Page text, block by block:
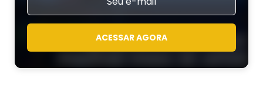
ACESSAR AGORA